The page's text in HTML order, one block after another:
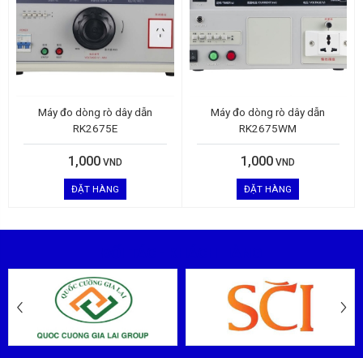
Máy đo dòng rò dây dẫn
RK2675E
1,000 VND
ĐẶT HÀNG
Máy đo dòng rò dây dẫn
RK2675WM
1,000 VND
ĐẶT HÀNG